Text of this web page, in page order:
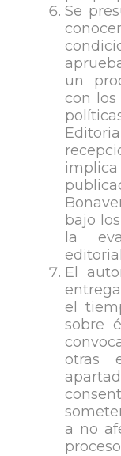
Se
un
con
bajo
la
El
el
sobre
otras
a no